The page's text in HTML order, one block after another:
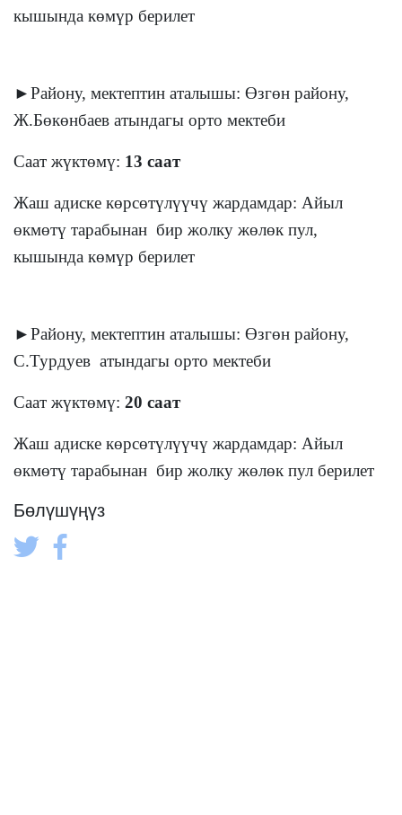
кышында көмүр берилет
►Району, мектептин аталышы: Өзгөн району,
Ж.Бөкөнбаев атындагы орто мектеби
Саат жүктөмү: 13 саат
Жаш адиске көрсөтүлүүчү жардамдар: Айыл
өкмөтү тарабынан бир жолку жөлөк пул,
кышында көмүр берилет
►Району, мектептин аталышы: Өзгөн району,
С.Турдуев атындагы орто мектеби
Саат жүктөмү: 20 саат
Жаш адиске көрсөтүлүүчү жардамдар: Айыл
өкмөтү тарабынан бир жолку жөлөк пул берилет
Бөлүшүңүз